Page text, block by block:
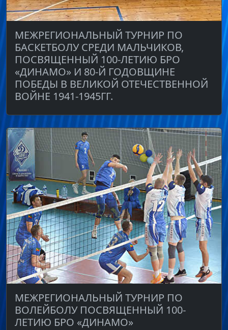
МЕЖРЕГИОНАЛЬНЫЙ ТУРНИР ПО
БАСКЕТБОЛУ СРЕДИ МАЛЬЧИКОВ,
ПОСВЯЩЕННЫЙ 100-ЛЕТИЮ БРО
«ДИНАМО» И 80-Й ГОДОВЩИНЕ
ПОБЕДЫ В ВЕЛИКОЙ ОТЕЧЕСТВЕННОЙ
ВОЙНЕ 1941-1945ГГ.
МЕЖРЕГИОНАЛЬНЫЙ ТУРНИР ПО
ВОЛЕЙБОЛУ ПОСВЯЩЕННЫЙ 100-
ЛЕТИЮ БРО «ДИНАМО»